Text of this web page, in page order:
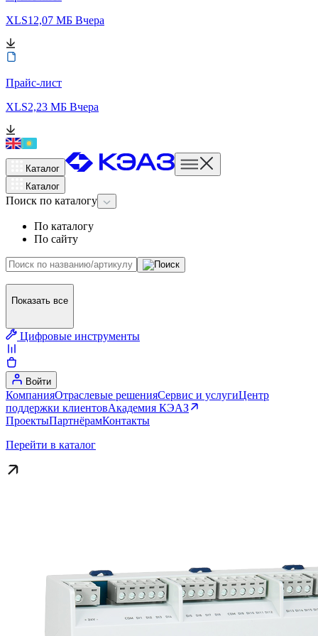
XLS12,07 МБ Вчера
Прайс-лист
XLS2,23 МБ Вчера
Каталог
Каталог
Поиск по каталогу
По каталогу
По сайту
Показать все
Цифровые инструменты
Войти
КомпанияОтраслевые решенияСервис и услугиЦентр
поддержки клиентовАкадемия КЭАЗ
ПроектыПартнёрамКонтакты
Перейти в каталог